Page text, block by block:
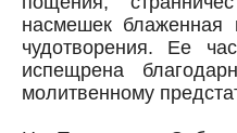
насмешек блаженная
чудотворения. Ее
испещрена
молитвенному